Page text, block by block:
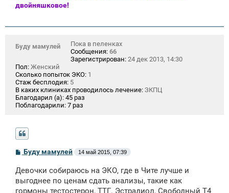
двойняшковое!
Буду мамулей
Пока в пеленках
Сообщения: 66
Зарегистрирован: 24 дек 2013, 14:30
Пол: Женский
Сколько попыток ЭКО: 1
Стаж бесплодия: 5
В каких клиниках проводилось лечение: ЗКПЦ
Благодарил (а): 45 раз
Поблагодарили: 7 раз
С
о
б
щ
Буду мамулей 14 май 2015, 07:39
Девочки собираюсь на ЭКО, где в Чите лучше и
выгоднее по ценам сдать анализы, такие как
гормоны тестостерон, ТТГ. Эстрадиол, Свободный Т4